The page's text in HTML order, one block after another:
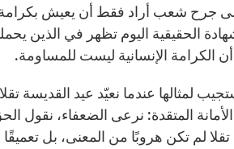
جرح شعب أراد فقط أن يعيش بكرامة،
الحقيقية اليوم تظهر في الذين
الكرامة الإنسانية ليست للمساومة.
لمثالها عندما نعيّد عيد القديسة
الأمانة المتقدة: نرعى الضعفاء، نقول
تقلا لم تكن هروبًا من المعنى، بل